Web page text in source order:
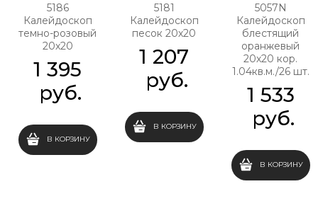
5186
Калейдоскоп
темно-розовый
20х20
1 395
руб.
В КОРЗИНУ
5181
Калейдоскоп
песок 20х20
1 207
руб.
В КОРЗИНУ
5057N
Калейдоскоп
блестящий
оранжевый
20х20 кор.
1.04кв.м./26 шт.
1 533
руб.
В КОРЗИНУ